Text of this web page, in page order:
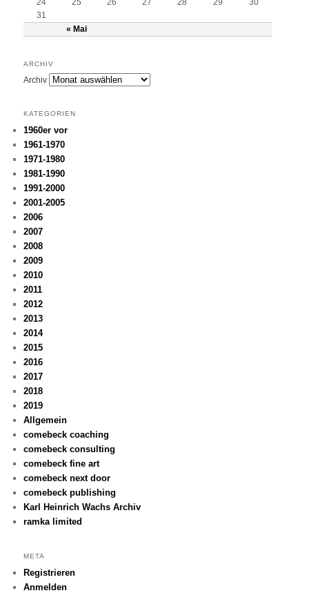
« Mai
24 25 26 27 28 29
30
31
ARCHIV
Archiv
KATEGORIEN
1960er vor
1961-1970
1971-1980
1981-1990
1991-2000
2001-2005
2006
2007
2008
2009
2010
2011
2012
2013
2014
2015
2016
2017
2018
2019
Allgemein
comebeck coaching
comebeck consulting
comebeck fine art
comebeck next door
comebeck publishing
Karl Heinrich Wachs Archiv
ramka limited
META
Registrieren
Anmelden